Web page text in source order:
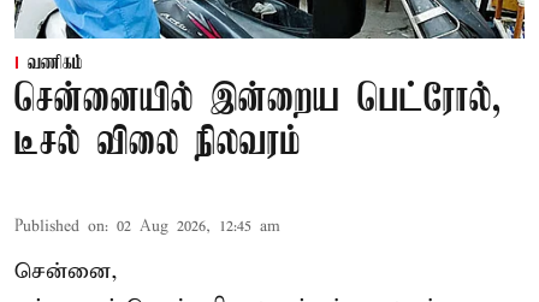
வணிகம்
சென்னையில் இன்றைய பெட்ரோல்,
டீசல் விலை நிலவரம்
Published on: 02 Aug 2026, 12:45 am
சென்னை,